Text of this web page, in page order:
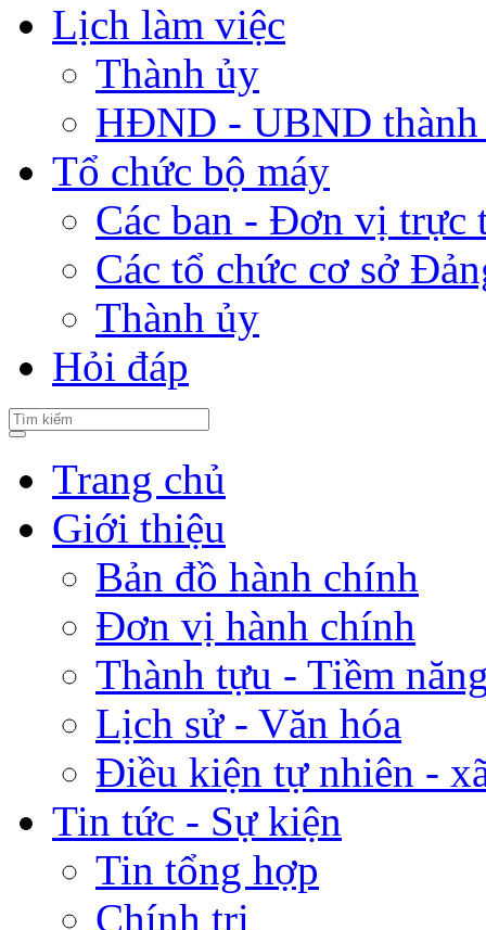
Lịch làm việc
Thành ủy
HĐND - UBND thành
Tổ chức bộ máy
Các ban - Đơn vị trực
Các tổ chức cơ sở
Thành ủy
Hỏi đáp
Trang chủ
Giới thiệu
Bản đồ hành chính
Đơn vị hành chính
Thành tựu - Tiềm
Lịch sử - Văn hóa
Điều kiện tự nhiên -
Tin tức - Sự kiện
Tin tổng hợp
Chính trị